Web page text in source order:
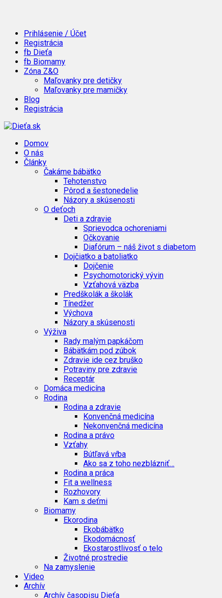
Prihlásenie / Účet
Registrácia
fb Dieťa
fb Biomamy
Zóna Z&O
Maľovanky pre detičky
Maľovanky pre mamičky
Blog
Registrácia
Domov
O nás
Články
Čakáme bábätko
Tehotenstvo
Pôrod a šestonedelie
Názory a skúsenosti
O deťoch
Deti a zdravie
Sprievodca ochoreniami
Očkovanie
Diafórum – náš život s diabetom
Dojčiatko a batoliatko
Dojčenie
Psychomotorický vývin
Vzťahová väzba
Predškolák a školák
Tínedžer
Výchova
Názory a skúsenosti
Výživa
Rady malým papkáčom
Bábätkám pod zúbok
Zdravie ide cez bruško
Potraviny pre zdravie
Receptár
Domáca medicína
Rodina
Rodina a zdravie
Konvenčná medicína
Nekonvenčná medicína
Rodina a právo
Vzťahy
Bútľavá vŕba
Ako sa z toho nezblázniť…
Rodina a práca
Fit a wellness
Rozhovory
Kam s deťmi
Biomamy
Ekorodina
Ekobábätko
Ekodomácnosť
Ekostarostlivosť o telo
Životné prostredie
Na zamyslenie
Video
Archív
Archív časopisu Dieťa